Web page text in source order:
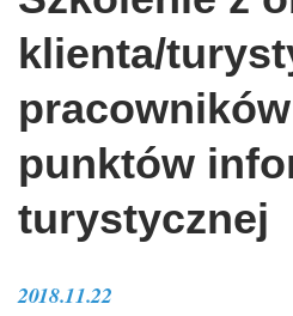
klienta/
punktów
turystycznej
2018.11.22